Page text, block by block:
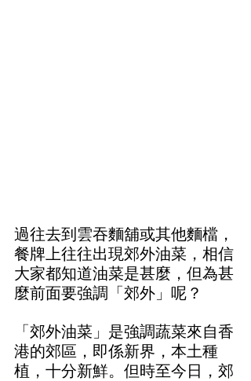
過往去到雲吞麵舖或其他麵檔，
餐牌上往往出現郊外油菜，相信
大家都知道油菜是甚麼，但為甚
麼前面要強調「郊外」呢？
「郊外油菜」是強調蔬菜來自香
港的郊區，即係新界，本土種
植，十分新鮮。但時至今日，郊